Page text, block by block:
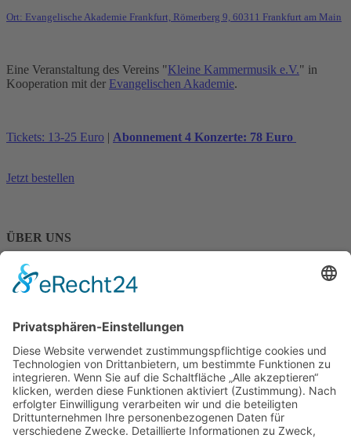
Ort: Evangelische Akademie Frankfurt, Römerberg 9, 60311 Frankfurt am Main
Eine Veranstaltung des Vereins "Kleine Kammermusik e.V." in
Kooperation mit der Evangelischen Akademie.
Tickets: 13-25 Euro | Abonnement 4 Konzerte: 78 Euro
Jetzt bestellen
ÜBER UNS
Kontakt
Newsletter
Verlosung
ALLEGRA - Agentur für Kultur
Kalmitstr. 24, 68163 Mannheim